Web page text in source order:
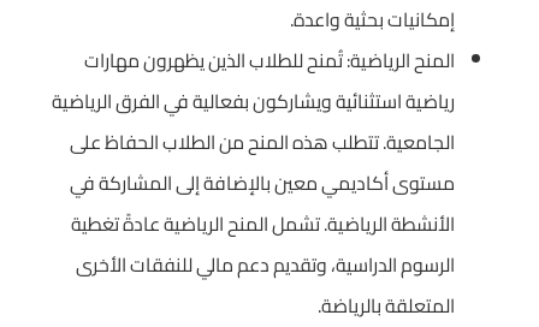
إمكانيات بحثية واعدة.
المنح الرياضية: تُمنح للطلاب الذين يظهرون مهارات
رياضية استثنائية ويشاركون بفعالية في الفرق الرياضية
الجامعية. تتطلب هذه المنح من الطلاب الحفاظ على
مستوى أكاديمي معين بالإضافة إلى المشاركة في
الأنشطة الرياضية. تشمل المنح الرياضية عادةً تغطية
الرسوم الدراسية، وتقديم دعم مالي للنفقات الأخرى
المتعلقة بالرياضة.